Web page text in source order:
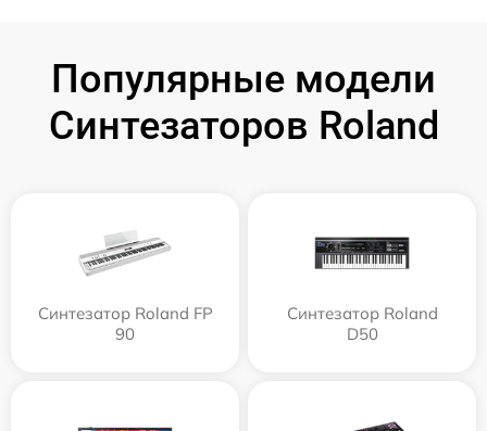
Популярные модели
Синтезаторов Roland
Синтезатор Roland FP
90
Синтезатор Roland
D50